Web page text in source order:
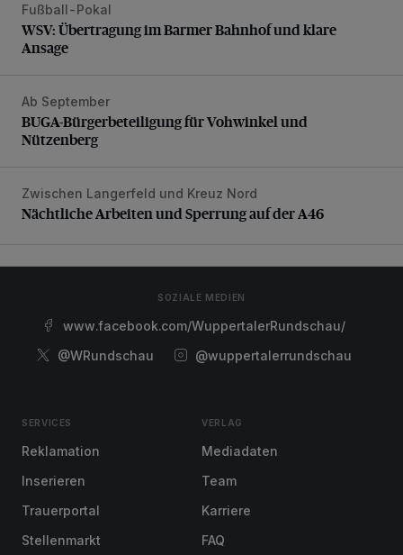
WSV: Übertragung im Barmer Bahnhof und klare Ansage
Fußball-Pokal
WSV: Übertragung im Barmer Bahnhof und klare
Ansage
BUGA-Bürgerbeteiligung für Vohwinkel und Nützenberg
Ab September
BUGA-Bürgerbeteiligung für Vohwinkel und
Nützenberg
Nächtliche Arbeiten und Sperrung auf der A46
Zwischen Langerfeld und Kreuz Nord
Nächtliche Arbeiten und Sperrung auf der A46
SOZIALE MEDIEN
www.facebook.com/WuppertalerRundschau/
@WRundschau
@wuppertalerrundschau
SERVICES
Reklamation
Inserieren
Trauerportal
Stellenmarkt
VERLAG
Mediadaten
Team
Karriere
FAQ